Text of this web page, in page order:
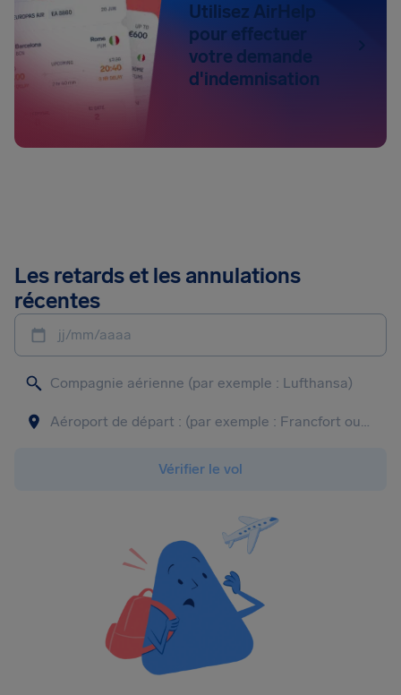
Utilisez AirHelp
pour effectuer
votre demande
d'indemnisation
Les retards et les annulations
récentes
jj/mm/aaaa
Vérifier le vol